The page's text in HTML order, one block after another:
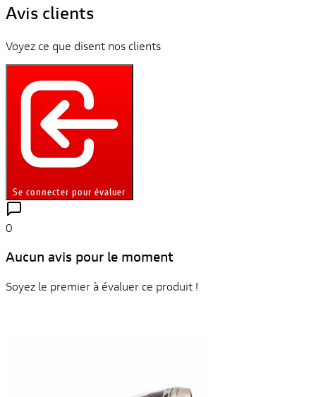
Avis clients
Voyez ce que disent nos clients
Se connecter pour évaluer
0
Aucun avis pour le moment
Soyez le premier à évaluer ce produit !